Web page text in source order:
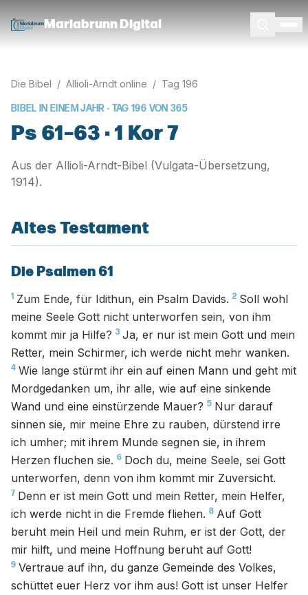
Mariabrunn Digital
Die Bibel / Allioli-Arndt online / Tag 196
BIBEL IN EINEM JAHR · TAG196 VON 365
Ps 61–63 · 1 Kor 7
Aus der Allioli-Arndt-Bibel (Vulgata-Übersetzung,
1914).
Altes Testament
Die Psalmen 61
1 Zum Ende, für Idithun, ein Psalm Davids. 2 Soll wohl
meine Seele Gott nicht unterworfen sein, von ihm
kommt mir ja Hilfe? 3 Ja, er nur ist mein Gott und mein
Retter, mein Schirmer, ich werde nicht mehr wanken.
4 Wie lange stürmt ihr ein auf einen Mann und geht mit
Mordgedanken um, ihr alle, wie auf eine sinkende
Wand und eine einstürzende Mauer? 5 Nur darauf
sinnen sie, mir meine Ehre zu rauben, dürstend irre
ich umher; mit ihrem Munde segnen sie, in ihrem
Herzen fluchen sie. 6 Doch du, meine Seele, sei Gott
unterworfen, denn von ihm kommt mir Zuversicht.
7 Denn er ist mein Gott und mein Retter, mein Helfer,
ich werde nicht in die Fremde fliehen. 8 Auf Gott
beruht mein Heil und mein Ruhm, er ist der Gott, der
mir hilft, und meine Hoffnung beruht auf Gott!
9 Vertraue auf ihn, du ganze Gemeinde des Volkes,
schüttet euer Herz vor ihm aus! Gott ist unser Helfer